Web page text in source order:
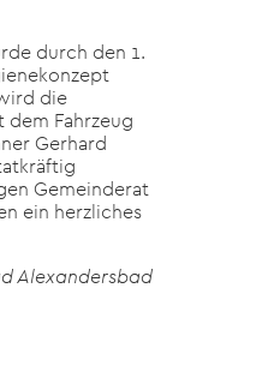
durch den 1.
die
dem Fahrzeug
Gerhard
Gemeinderat
ein herzliches
Alexandersbad